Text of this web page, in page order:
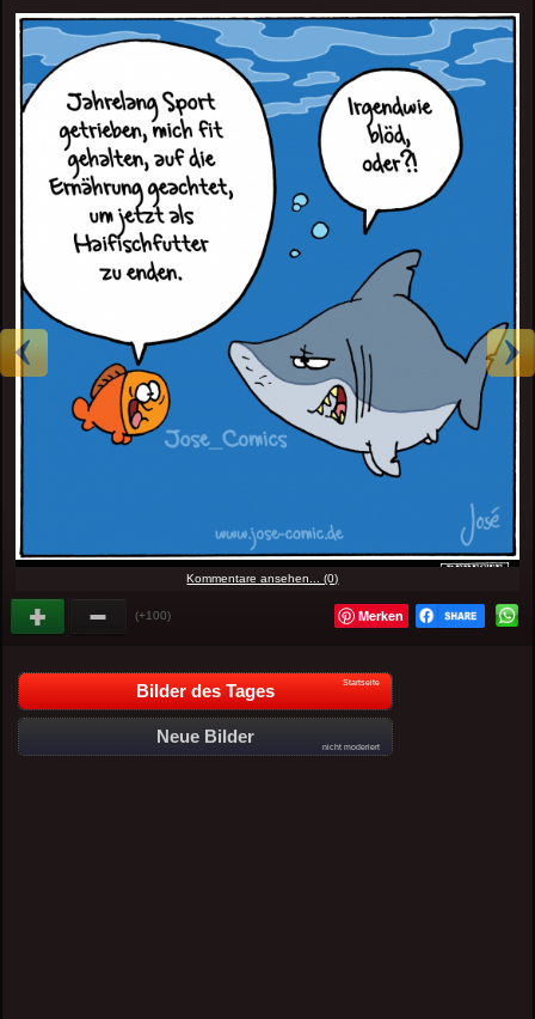
Kommentare ansehen... (0)
(+100) Merken
Bilder des Tages Startseite
Neue Bilder
nicht moderiert